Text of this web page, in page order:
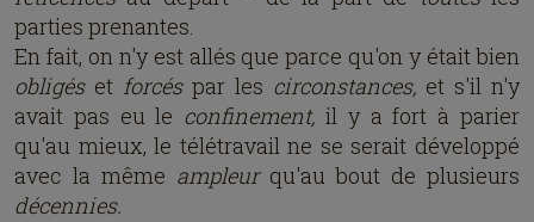
parties prenantes.
En fait, on n'y est allés que parce qu'on y était bien
obligéset forcéspar les circonstances, et s'il n'y
avait pas eu le confinement, il y a fort à parier
qu'au mieux, le télétravail ne se serait développé
avec la même ampleurqu'au bout de plusieurs
décennies.